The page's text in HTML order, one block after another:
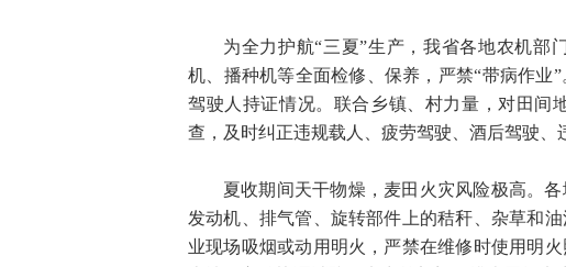
为全力护航“三夏”生产，我省各地农机部
机、播种机等全面检修、保养，严禁“带病作业
驾驶人持证情况。联合乡镇、村力量，对田间
查，及时纠正违规载人、疲劳驾驶、酒后驾驶、
夏收期间天干物燥，麦田火灾风险极高。
发动机、排气管、旋转部件上的秸秆、杂草和
业现场吸烟或动用明火，严禁在维修时使用明